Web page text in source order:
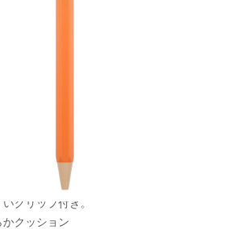
し消しゴム付き。
クリップ付き。
クッション